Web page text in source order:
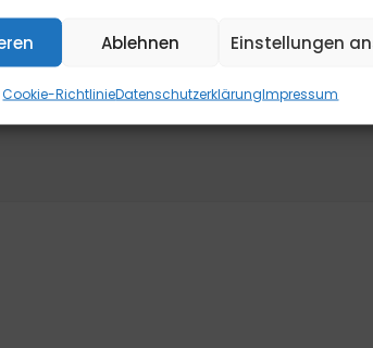
Ablehnen Einstellungen
Cookie-RichtlinieDatenschutzerklärungImpressum